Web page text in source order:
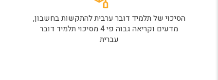
הסיכוי של תלמיד דובר ערבית להתקשות בחשבון,
מדעים וקריאה גבוה פי 4 מסיכוי תלמיד דובר
עברית